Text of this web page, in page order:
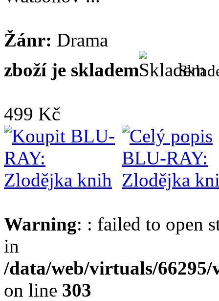
Žánr: Drama
zboží je skladem
499 Kč
Warning: : failed to open
in
/data/web/virtuals/
on line 303